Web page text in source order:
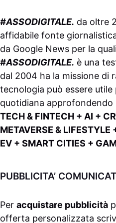
#ASSODIGITALE. da oltre
affidabile fonte
da Google News per la
#ASSODIGITALE. è una
dal 2004 ha la missione di
tecnologia può essere
quotidiana approfondendo
TECH & FINTECH + AI +
METAVERSE &
EV + SMART CITIES +
PUBBLICITA’
Per acquistare pubblicità
offerta personalizzata